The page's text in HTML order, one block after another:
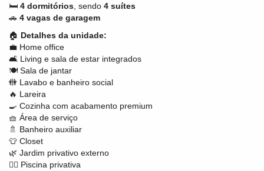
🛏 4 dormitórios , sendo 4 suítes
🚗 4 vagas de garagem
🏠 Detalhes da unidade:
💼 Home office
🛋 Living e sala de estar integrados
🍽 Sala de jantar
🚻 Lavabo e banheiro social
🔥 Lareira
🍳 Cozinha com acabamento premium
🧺 Área de serviço
🚿 Banheiro auxiliar
👕 Closet
🌿 Jardim privativo externo
🏊‍♀️ Piscina privativa